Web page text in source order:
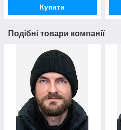
Купити
Подібні товари компанії